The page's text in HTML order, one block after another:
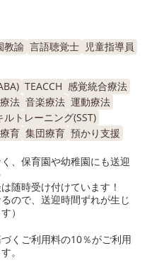
教諭 言語聴覚士 児童指導員
TEACCH 感覚統合療法
法 音楽療法 運動療法
ルトレーニング(SST)
育 集団療育 預かり支援
、保育園や幼稚園にも送迎
随時受け付けています！
るので、送迎時間ずれが生じ
）
くご利用料の10％がご利用
。